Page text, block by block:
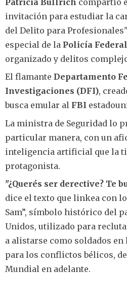
Patricia Bullrich compartió
invitación para estudiar la
del Delito para
especial de la Policía Federal
organizado y delitos
El flamante Departamento
Investigaciones (DFI),
busca emular al FBI
La ministra de Seguridad lo
particular manera, con un
inteligencia artificial que la
protagonista.
"¿Querés ser derective? Te
dice el texto que linkea con
Sam”, símbolo histórico del
Unidos, utilizado para
a alistarse como soldados en
para los conflictos bélicos,
Mundial en adelante.